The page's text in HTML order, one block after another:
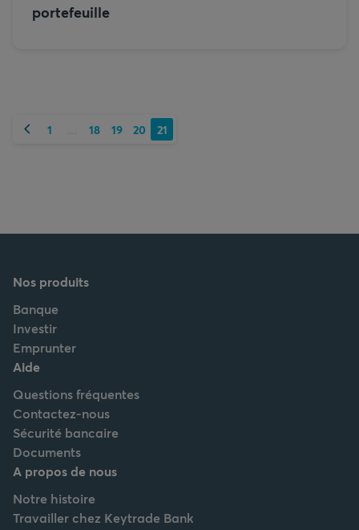
portefeuille
Précédent
1 18 19 20 21
Nos produits
Banque
Investir
Emprunter
Aide
Questions fréquentes
Contactez-nous
Sécurité bancaire
Documents
A propos de nous
Notre histoire
Travailler chez Keytrade Bank